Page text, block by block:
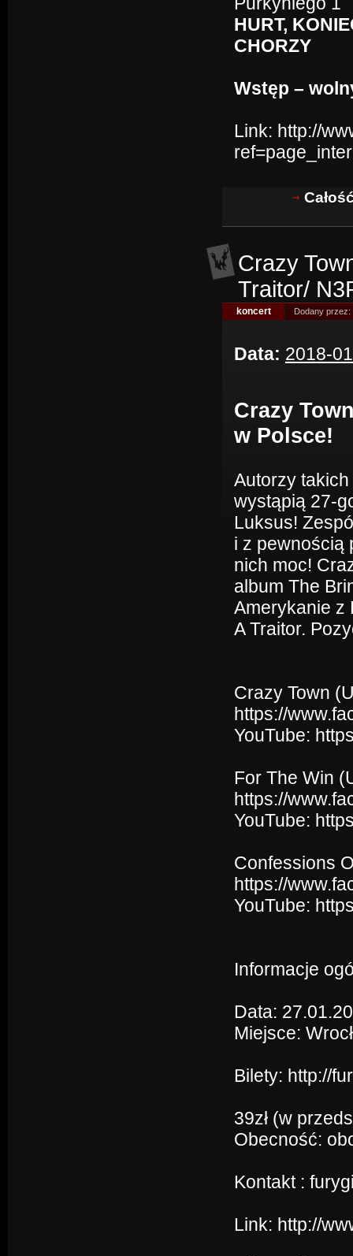
HURT,
CHORZY
Wstęp –
Link: http://
Crazy
Traitor/
koncert Dodany przez:
Data: 2018-
Crazy
w Polsce!
Autorzy
wystąpią 27-
Luksus!
i z pewnością
nich moc!
album The
Amerykanie z
A Traitor.
Crazy Town
https://
YouTube:
For The Win
https://
YouTube:
Confessions
https://
YouTube:
Informacje
Data:
Miejsce:
Bilety: http://
39zł (w
Obecność:
Kontakt :
Link: http://